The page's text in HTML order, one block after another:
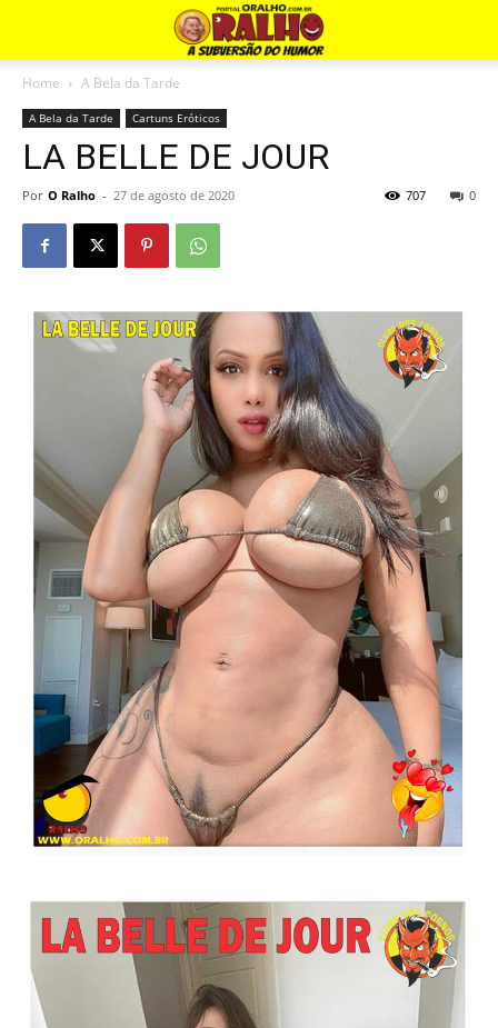
Home A Bela da Tarde
A Bela da Tarde Cartuns Eróticos
LA BELLE DE JOUR
Por O Ralho - 27 de agosto de 2020 0
707